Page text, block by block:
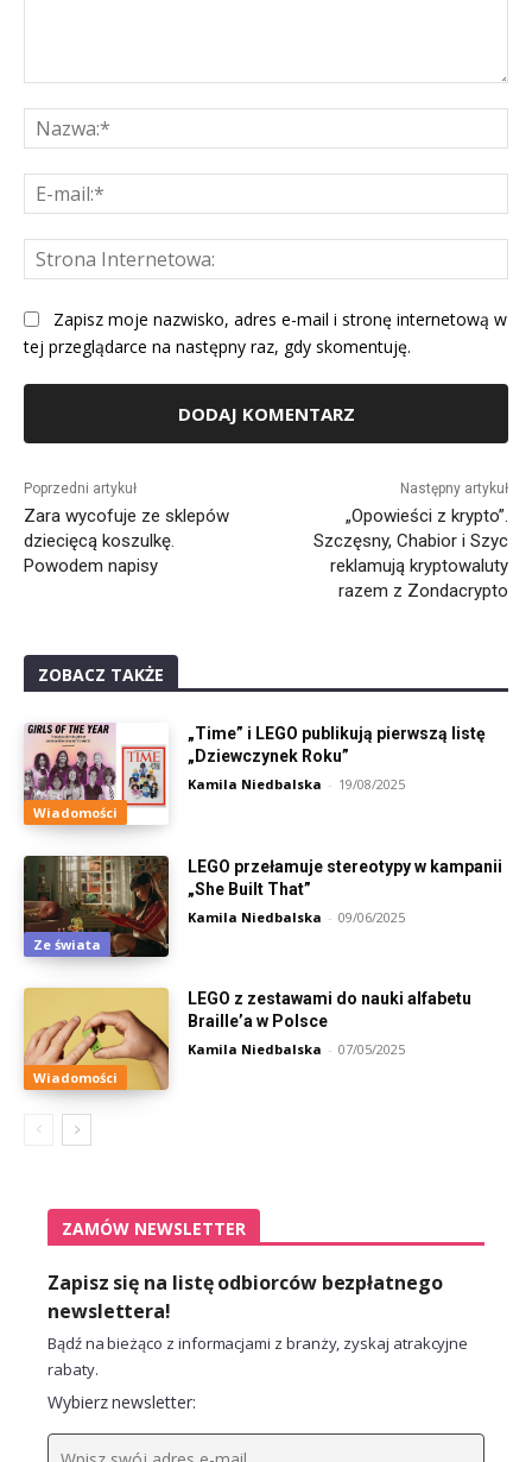
Zapisz moje nazwisko, adres e-mail i stronę internetową w
tej przeglądarce na następny raz, gdy skomentuję.
Poprzedni artykuł
Zara wycofuje ze sklepów
dziecięcą koszulkę.
Powodem napisy
Następny artykuł
„Opowieści z krypto”.
Szczęsny, Chabior i Szyc
reklamują kryptowaluty
razem z Zondacrypto
ZOBACZ TAKŻE
Wiadomości
„Time” i LEGO publikują pierwszą listę
„Dziewczynek Roku”
Kamila Niedbalska - 19/08/2025
Ze świata
LEGO przełamuje stereotypy w kampanii
„She Built That”
Kamila Niedbalska - 09/06/2025
Wiadomości
LEGO z zestawami do nauki alfabetu
Braille’a w Polsce
Kamila Niedbalska - 07/05/2025
ZAMÓW NEWSLETTER
Zapisz się na listę odbiorców bezpłatnego
newslettera!
Bądź na bieżąco z informacjami z branży, zyskaj atrakcyjne
rabaty.
Wybierz newsletter: